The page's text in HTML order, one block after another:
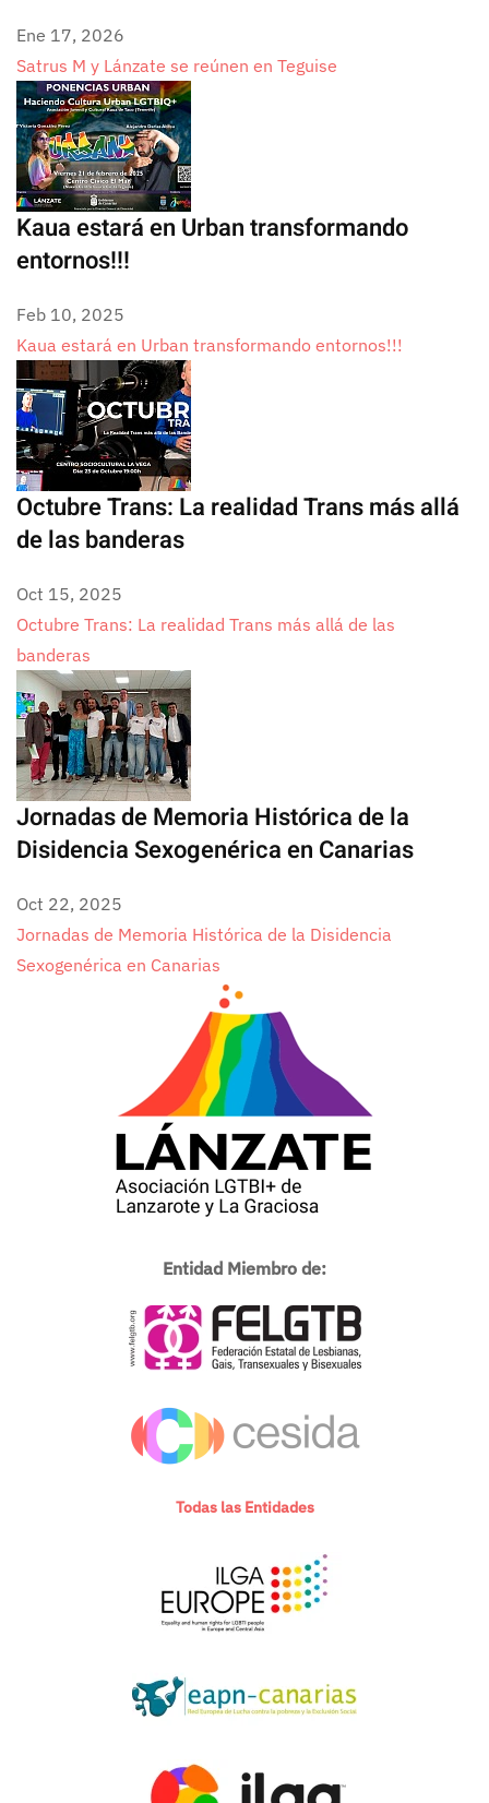
Ene 17, 2026
Satrus M y Lánzate se reúnen en Teguise
Kaua estará en Urban transformando
entornos!!!
Feb 10, 2025
Kaua estará en Urban transformando entornos!!!
Octubre Trans: La realidad Trans más allá
de las banderas
Oct 15, 2025
Octubre Trans: La realidad Trans más allá de las
banderas
Jornadas de Memoria Histórica de la
Disidencia Sexogenérica en Canarias
Oct 22, 2025
Jornadas de Memoria Histórica de la Disidencia
Sexogenérica en Canarias
Entidad Miembro de:
Todas las Entidades